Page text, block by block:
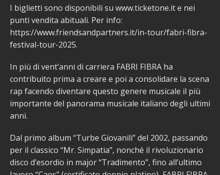
I biglietti sono disponibili su www.ticketone.it e nei
punti vendita abituali. Per info:
https://www.friendsandpartners.it/in-tour/fabri-fibra-
festival-tour-2025.
In più di vent’anni di carriera FABRI FIBRA ha
contribuito prima a creare e poi a consolidare la scena
rap facendo diventare questo genere musicale il più
importante del panorama musicale italiano degli ultimi
anni.
Dal primo album “Turbe Giovanili” del 2002, passando
per il classico “Mr. Simpatia”, nonché il rivoluzionario
disco d’esordio in major “Tradimento”, fino all’ultimo